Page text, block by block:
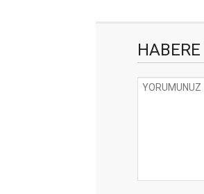
HABERE